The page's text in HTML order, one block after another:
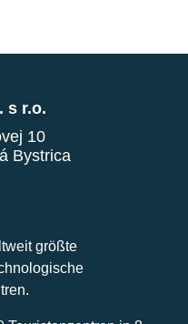
s r.o.
10
Bystrica
größte